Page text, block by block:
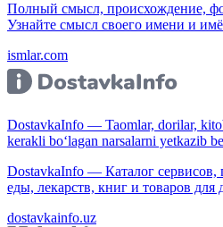
Полный смысл, происхождение,
Узнайте смысл своего имени и
ismlar.com
DostavkaInfo — Taomlar, dorilar,
kerakli bo‘lagan narsalarni yetkazib
DostavkaInfo — Каталог сервисов,
еды, лекарств, книг и товаров для
dostavkainfo.uz